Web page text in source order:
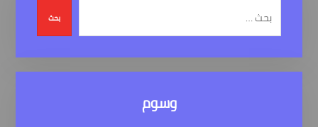
بحث
وسوم